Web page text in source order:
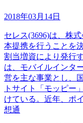
2018年03月14日
セレス(3696)は、株
本提携を行うことを
割当増資により発行
は、モバイルインタ
営を主な事業とし、
トサイト「モッピー
けている。近年、ポ
想通